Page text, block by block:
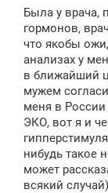
Была у врача,
гормонов,
что якобы
анализах у
в ближайший
мужем
меня в
ЭКО, вот я и
нибудь такое
может
всякий